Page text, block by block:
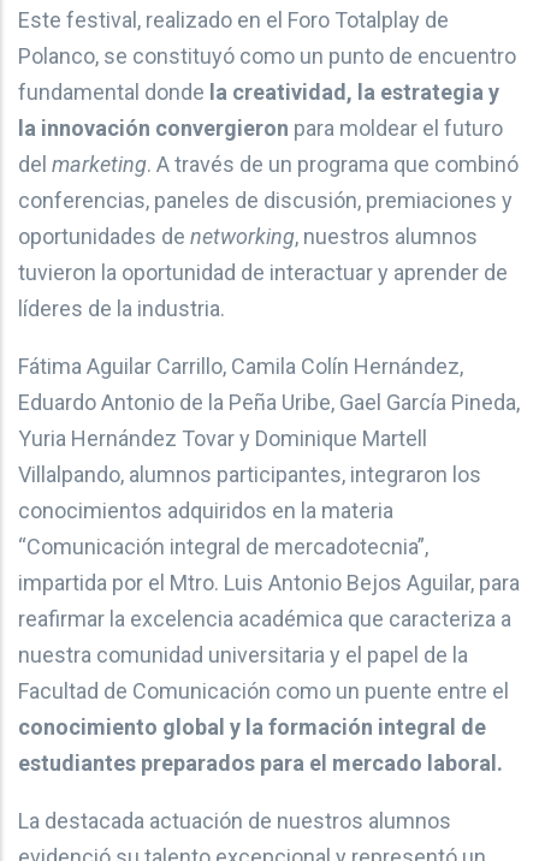
Este festival, realizado en el Foro Totalplay de
Polanco, se constituyó como un punto de encuentro
fundamental donde la creatividad, la estrategia y
la innovación convergieron para moldear el futuro
del marketing. A través de un programa que combinó
conferencias, paneles de discusión, premiaciones y
oportunidades de networking, nuestros alumnos
tuvieron la oportunidad de interactuar y aprender de
líderes de la industria.
Fátima Aguilar Carrillo, Camila Colín Hernández,
Eduardo Antonio de la Peña Uribe, Gael García Pineda,
Yuria Hernández Tovar y Dominique Martell
Villalpando, alumnos participantes, integraron los
conocimientos adquiridos en la materia
“Comunicación integral de mercadotecnia”,
impartida por el Mtro. Luis Antonio Bejos Aguilar, para
reafirmar la excelencia académica que caracteriza a
nuestra comunidad universitaria y el papel de la
Facultad de Comunicación como un puente entre el
conocimiento global y la formación integral de
estudiantes preparados para el mercado laboral.
La destacada actuación de nuestros alumnos